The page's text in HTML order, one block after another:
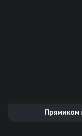
Прямиком